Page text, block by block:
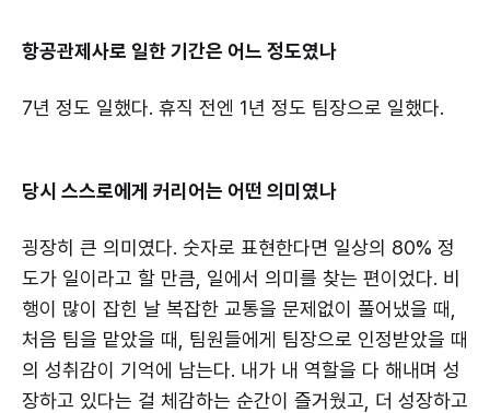
항공관제사로 일한 기간은 어느 정도였나
7년 정도 일했다. 휴직 전엔 1년 정도 팀장으로 일했다.
당시 스스로에게 커리어는 어떤 의미였나
굉장히 큰 의미였다. 숫자로 표현한다면 일상의 80% 정
도가 일이라고 할 만큼, 일에서 의미를 찾는 편이었다. 비
행이 많이 잡힌 날 복잡한 교통을 문제없이 풀어냈을 때,
처음 팀을 맡았을 때, 팀원들에게 팀장으로 인정받았을 때
의 성취감이 기억에 남는다. 내가 내 역할을 다 해내며 성
장하고 있다는 걸 체감하는 순간이 즐거웠고, 더 성장하고